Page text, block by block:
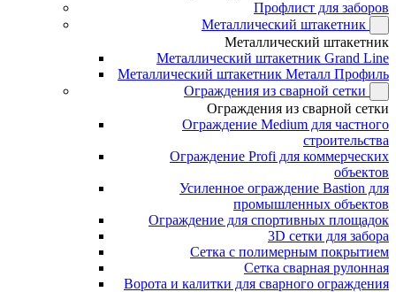
Профлист для заборов
Металлический штакетник
Металлический штакетник
Металлический штакетник Grand Line
Металлический штакетник Металл Профиль
Ограждения из сварной сетки
Ограждения из сварной сетки
Ограждение Medium для частного
строительства
Ограждение Profi для коммерческих
объектов
Усиленное ограждение Bastion для
промышленных объектов
Ограждение для спортивных площадок
3D сетки для забора
Сетка с полимерным покрытием
Сетка сварная рулонная
Ворота и калитки для сварного ограждения